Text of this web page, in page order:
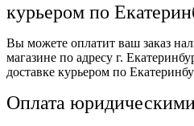
курьером по
Вы можете оплатит ваш заказ
магазине по адресу г.
доставке курьером по
Оплата